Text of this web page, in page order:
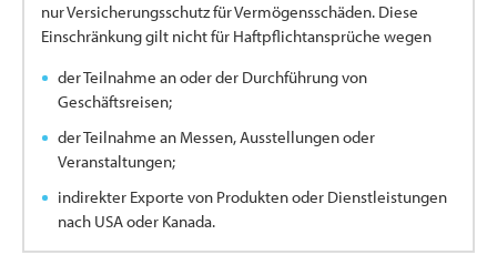
nur Versicherungsschutz für Vermögensschäden. Diese
Einschränkung gilt nicht für Haftpflichtansprüche wegen
der Teilnahme an oder der Durchführung von
Geschäftsreisen;
der Teilnahme an Messen, Ausstellungen oder
Veranstaltungen;
indirekter Exporte von Produkten oder Dienstleistungen
nach USA oder Kanada.